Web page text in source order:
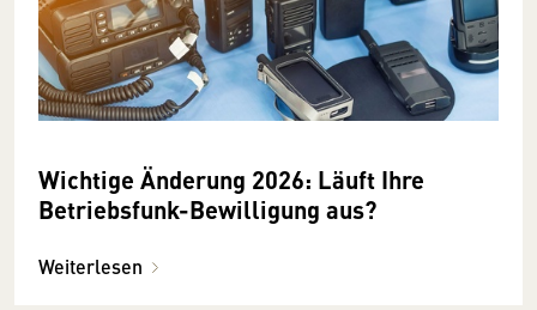
Wichtige Änderung 2026: Läuft Ihre
Betriebsfunk-Bewilligung aus?
Weiterlesen